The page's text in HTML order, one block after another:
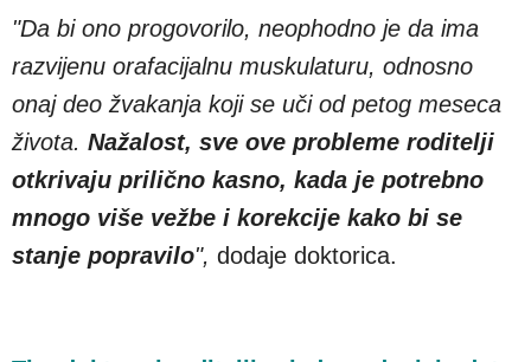
"Da bi ono progovorilo, neophodno je da ima
razvijenu orafacijalnu muskulaturu, odnosno
onaj deo žvakanja koji se uči od petog meseca
života. Nažalost, sve ove probleme roditelji
otkrivaju prilično kasno, kada je potrebno
mnogo više vežbe i korekcije kako bi se
stanje popravilo", dodaje doktorica.